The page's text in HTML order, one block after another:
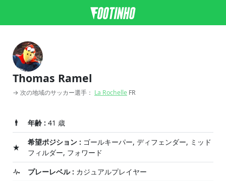
Thomas Ramel
→ 次の地域のサッカー選手： La Rochelle FR
年齢 : 41 歳
希望ポジション : ゴールキーパー, ディフェンダー, ミッド
フィルダー, フォワード
プレーレベル : カジュアルプレイヤー